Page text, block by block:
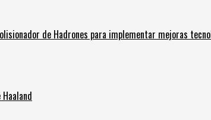
de Hadrones para implementar mejoras